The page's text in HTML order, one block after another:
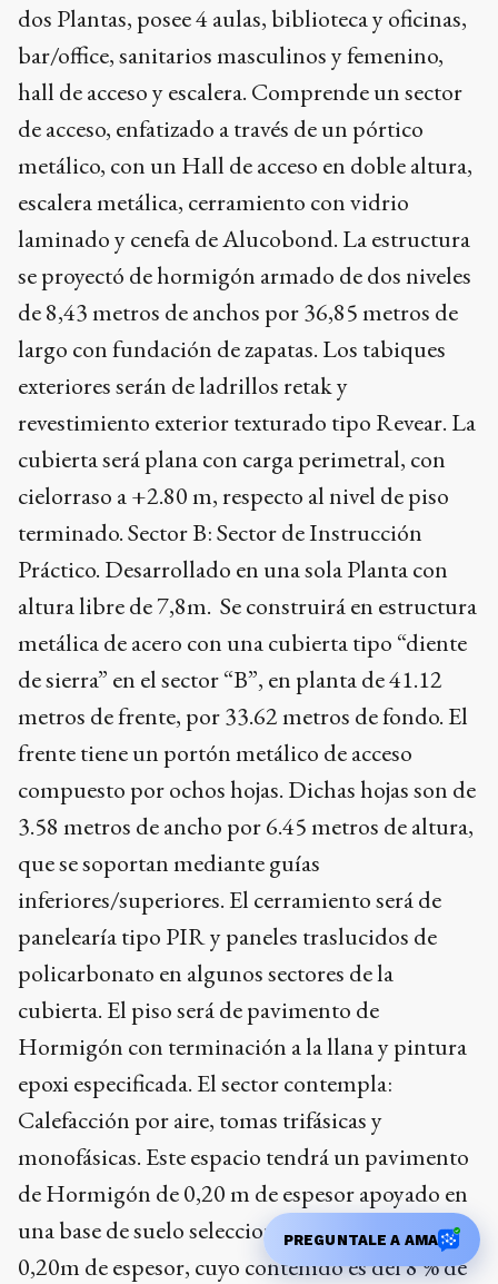
dos Plantas, posee 4 aulas, biblioteca y oficinas,
bar/office, sanitarios masculinos y femenino,
hall de acceso y escalera. Comprende un sector
de acceso, enfatizado a través de un pórtico
metálico, con un Hall de acceso en doble altura,
escalera metálica, cerramiento con vidrio
laminado y cenefa de Alucobond. La estructura
se proyectó de hormigón armado de dos niveles
de 8,43 metros de anchos por 36,85 metros de
largo con fundación de zapatas. Los tabiques
exteriores serán de ladrillos retak y
revestimiento exterior texturado tipo Revear. La
cubierta será plana con carga perimetral, con
cielorraso a +2.80 m, respecto al nivel de piso
terminado. Sector B: Sector de Instrucción
Práctico. Desarrollado en una sola Planta con
altura libre de 7,8m. Se construirá en estructura
metálica de acero con una cubierta tipo “diente
de sierra” en el sector “B”, en planta de 41.12
metros de frente, por 33.62 metros de fondo. El
frente tiene un portón metálico de acceso
compuesto por ochos hojas. Dichas hojas son de
3.58 metros de ancho por 6.45 metros de altura,
que se soportan mediante guías
inferiores/superiores. El cerramiento será de
panelearía tipo PIR y paneles traslucidos de
policarbonato en algunos sectores de la
cubierta. El piso será de pavimento de
Hormigón con terminación a la llana y pintura
epoxi especificada. El sector contempla:
Calefacción por aire, tomas trifásicas y
monofásicas. Este espacio tendrá un pavimento
de Hormigón de 0,20 m de espesor apoyado en
una base de suelo seleccionado con cemento de
0,20m de espesor, cuyo contenido es del 8 % de
PREGUNTALE A AMA